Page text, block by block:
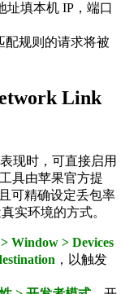
址填本机 IP，端口
配规则的请求将被
Link
现时，可直接启用
具由苹果官方提
可精确设定丢包率
实环境的方式。
Window > Devices
，以触发